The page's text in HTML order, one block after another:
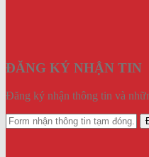
ĐĂNG KÝ NHẬN TIN
Đăng ký nhận thông tin và